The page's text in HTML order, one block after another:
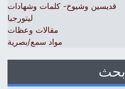
قديسين وشيوخ- كلمات وشهادات
ليتورجيا
مقالات وعظات
مواد سمع/بصرية
بحث